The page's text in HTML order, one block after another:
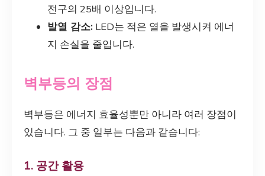
전구의 25배 이상입니다.
발열 감소: LED는 적은 열을 발생시켜 에너
지 손실을 줄입니다.
벽부등의 장점
벽부등은 에너지 효율성뿐만 아니라 여러 장점이
있습니다. 그 중 일부는 다음과 같습니다:
1. 공간 활용